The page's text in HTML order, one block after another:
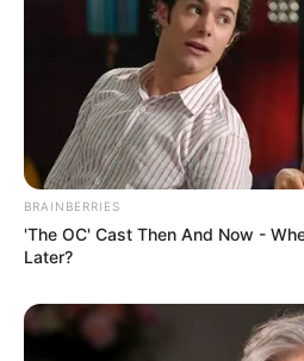
TULIS
Alamat email Anda tidak akan
BRAINBERRIES
'The OC' Cast Then And Now -
Later?